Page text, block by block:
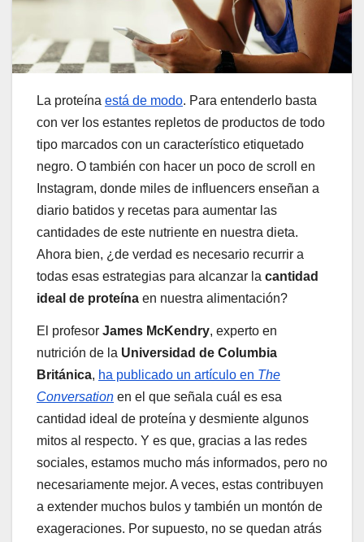
La proteína está de modo. Para entenderlo basta
con ver los estantes repletos de productos de todo
tipo marcados con un característico etiquetado
negro. O también con hacer un poco de scroll en
Instagram, donde miles de influencers enseñan a
diario batidos y recetas para aumentar las
cantidades de este nutriente en nuestra dieta.
Ahora bien, ¿de verdad es necesario recurrir a
todas esas estrategias para alcanzar la cantidad
ideal de proteína en nuestra alimentación?
El profesor James McKendry, experto en
nutrición de la Universidad de Columbia
Británica, ha publicado un artículo en The
Conversation en el que señala cuál es esa
cantidad ideal de proteína y desmiente algunos
mitos al respecto. Y es que, gracias a las redes
sociales, estamos mucho más informados, pero no
necesariamente mejor. A veces, estas contribuyen
a extender muchos bulos y también un montón de
exageraciones. Por supuesto, no se quedan atrás